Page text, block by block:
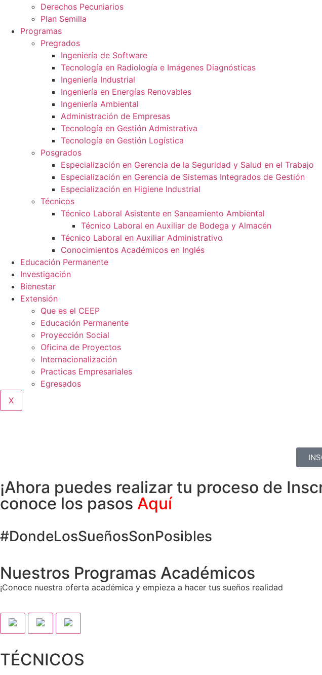
Derechos Pecuniarios
Plan Semilla
Programas
Pregrados
Ingeniería de Software
Tecnología en Radiología e Imágenes Diagnósticas
Ingeniería Industrial
Ingeniería en Energías Renovables
Ingeniería Ambiental
Administración de Empresas
Tecnología en Gestión Admistrativa
Tecnología en Gestión Logística
Posgrados
Especialización en Gerencia de la Seguridad y Salud en el Trabajo
Especialización en Gerencia de Sistemas Integrados de Gestión
Especialización en Higiene Industrial
Técnicos
Técnico Laboral Asistente en Saneamiento Ambiental
Técnico Laboral en Auxiliar de Bodega y Almacén
Técnico Laboral en Auxiliar Administrativo
Conocimientos Académicos en Inglés
Educación Permanente
Investigación
Bienestar
Extensión
Que es el CEEP
Educación Permanente
Proyección Social
Oficina de Proyectos
Internacionalización
Practicas Empresariales
Egresados
X
¡Ahora puedes realizar tu proceso de
conoce los pasos Aquí
#DondeLosSueñosSonPosibles
Nuestros Programas Académicos
¡Conoce nuestra oferta académica y empieza a hacer tus sueños realidad
TÉCNICOS